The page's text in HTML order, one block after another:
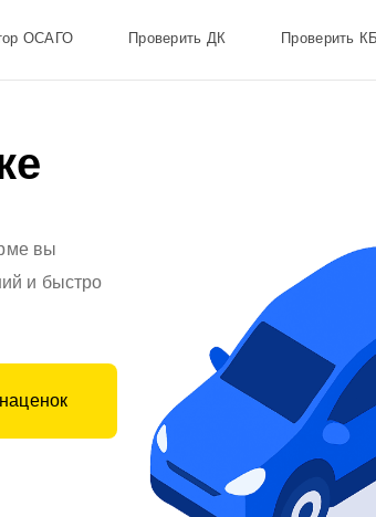
ОСАГО Проверить ДК Проверить
вы
и быстро